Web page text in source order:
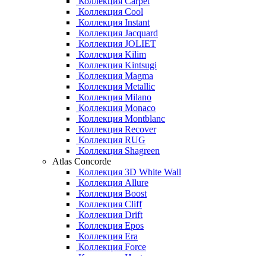
Коллекция Cool
Коллекция Instant
Коллекция Jacquard
Коллекция JOLIET
Коллекция Kilim
Коллекция Kintsugi
Коллекция Magma
Коллекция Metallic
Коллекция Milano
Коллекция Monaco
Коллекция Montblanc
Коллекция Recover
Коллекция RUG
Коллекция Shagreen
Atlas Concorde
Коллекция 3D White Wall
Коллекция Allure
Коллекция Boost
Коллекция Cliff
Коллекция Drift
Коллекция Epos
Коллекция Era
Коллекция Force